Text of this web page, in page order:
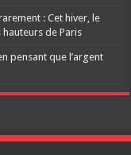
: Cet hiver, le
de Paris
pensant que l’argent